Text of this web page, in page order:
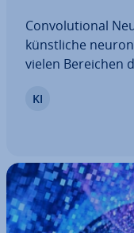
Con­vo­lu­tio­nal
künst­li­che
vielen Bereichen
aufgebaut
KI